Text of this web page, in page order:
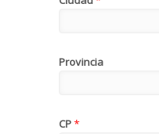
Provincia
CP*